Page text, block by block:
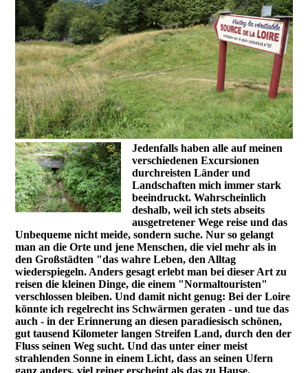
Jedenfalls haben alle auf meinen
verschiedenen Excursionen
durchreisten Länder und
Landschaften mich immer stark
beeindruckt. Wahrscheinlich
deshalb, weil ich stets abseits
ausgetretener Wege reise und das
Unbequeme nicht meide, sondern suche. Nur so gelangt
man an die Orte und jene Menschen, die viel mehr als in
den Großstädten "das wahre Leben, den Alltag
wiederspiegeln. Anders gesagt erlebt man bei dieser Art zu
reisen die kleinen Dinge, die einem "Normaltouristen"
verschlossen bleiben. Und damit nicht genug: Bei der Loire
könnte ich regelrecht ins Schwärmen geraten - und tue das
auch - in der Erinnerung an diesen paradiesisch schönen,
gut tausend Kilometer langen Streifen Land, durch den der
Fluss seinen Weg sucht. Und das unter einer meist
strahlenden Sonne in einem Licht, dass an seinen Ufern
ganz anders, viel reiner erscheint als das zu Hause.